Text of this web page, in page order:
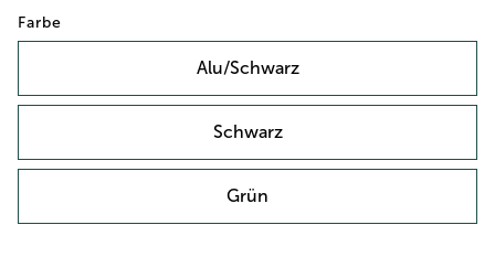
Farbe
Alu/Schwarz
Schwarz
Grün